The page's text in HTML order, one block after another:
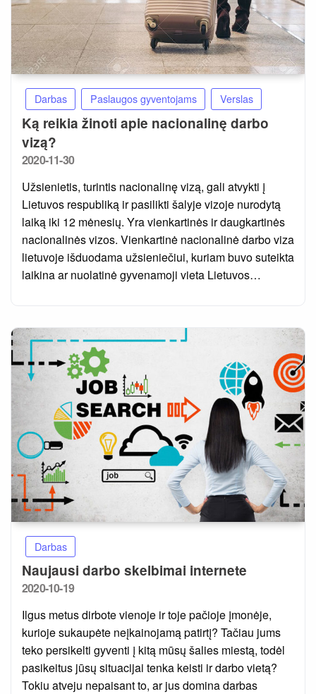
Darbas Paslaugos gyventojams Verslas
Ką reikia žinoti apie nacionalinę darbo
vizą?
Posted
2020-11-30
Užsienietis, turintis nacionalinę vizą, gali atvykti į
Lietuvos respubliką ir pasilikti šalyje vizoje nurodytą
laiką iki 12 mėnesių. Yra vienkartinės ir daugkartinės
nacionalinės vizos. Vienkartinė nacionalinė darbo viza
lietuvoje išduodama užsieniečiui, kuriam buvo suteikta
laikina ar nuolatinė gyvenamoji vieta Lietuvos…
Darbas
Naujausi darbo skelbimai internete
Posted
2020-10-19
Ilgus metus dirbote vienoje ir toje pačioje įmonėje,
kurioje sukaupėte neįkainojamą patirtį? Tačiau jums
teko persikelti gyventi į kitą mūsų šalies miestą, todėl
pasikeitus jūsų situacijai tenka keisti ir darbo vietą?
Tokiu atveju nepaisant to, ar jus domina darbas